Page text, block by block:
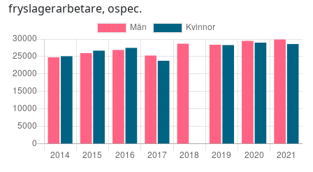
fryslagerarbetare, ospec.